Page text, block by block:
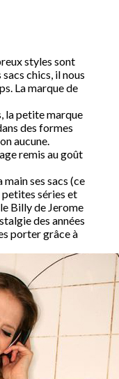
styles sont
chics, il nous
La marque de
la petite marque
des formes
aucune.
remis au goût
ses sacs (ce
séries et
Billy de Jerome
des années
porter grâce à